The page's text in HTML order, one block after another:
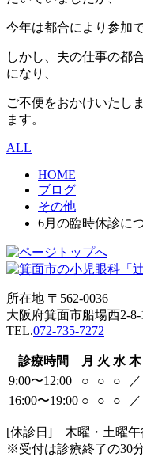
今年は都合により参加
しかし、夫の仕事の都
になり、
ご不便をおかけいたし
ます。
ALL
HOME
ブログ
その他
6月の臨時休診に
所在地 〒562-0036
大阪府箕面市船場西2-8-
TEL.072-735-7272
診療時間 月 火 水 木
9:00〜12:00
○ ○ ○ ／
16:00〜19:00 ○ ○ ○ ／
[休診日] 木曜・土曜午
※受付は診療終了の30